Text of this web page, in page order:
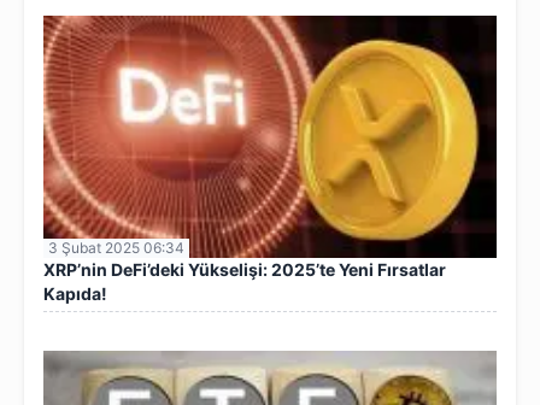
3 Şubat 2025 06:34
XRP’nin DeFi’deki Yükselişi: 2025’te Yeni Fırsatlar
Kapıda!